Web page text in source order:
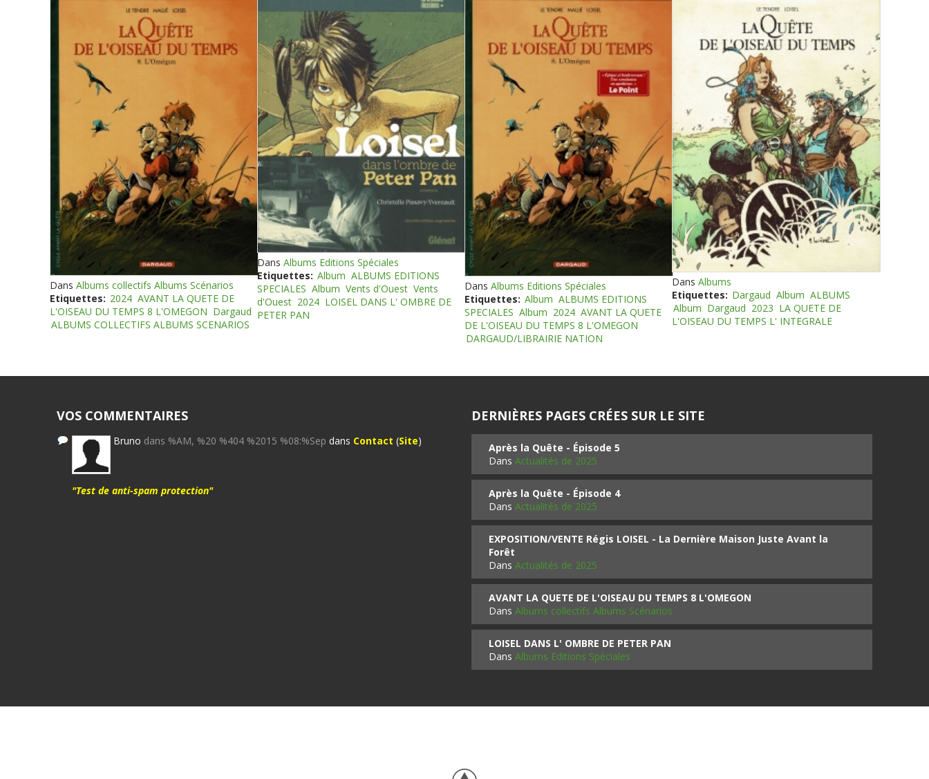
Dans Albums collectifs Albums Scénarios
Etiquettes: 2024 AVANT LA QUETE DE
L'OISEAU DU TEMPS 8 L'OMEGON Dargaud
ALBUMS COLLECTIFS ALBUMS SCENARIOS
Dans Albums Editions Spéciales
Etiquettes: Album ALBUMS EDITIONS
SPECIALES Album Vents d'Ouest Vents
d'Ouest 2024 LOISEL DANS L' OMBRE DE
PETER PAN
Dans Albums Editions Spéciales
Etiquettes: Album ALBUMS EDITIONS
SPECIALES Album 2024 AVANT LA QUETE
DE L'OISEAU DU TEMPS 8 L'OMEGON
DARGAUD/LIBRAIRIE NATION
Dans Albums
Etiquettes: Dargaud Album ALBUMS
Album Dargaud 2023 LA QUETE DE
L'OISEAU DU TEMPS L' INTEGRALE
VOS COMMENTAIRES
Bruno dans %AM, %20 %404 %2015 %08:%Sep dans Contact (Site)
"Test de anti-spam protection"
DERNIÈRES PAGES CRÉES SUR LE SITE
Après la Quête - Épisode 5
Dans Actualités de 2025
Après la Quête - Épisode 4
Dans Actualités de 2025
EXPOSITION/VENTE Régis LOISEL - La Dernière Maison Juste Avant la
Forêt
Dans Actualités de 2025
AVANT LA QUETE DE L'OISEAU DU TEMPS 8 L'OMEGON
Dans Albums collectifs Albums Scénarios
LOISEL DANS L' OMBRE DE PETER PAN
Dans Albums Editions Spéciales